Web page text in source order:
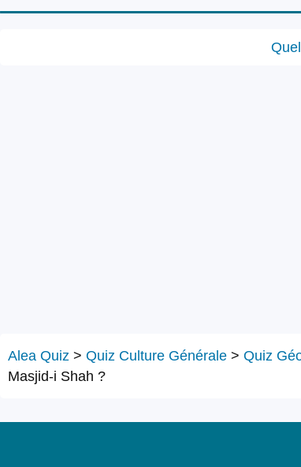
Alea Quiz > Quiz Culture Générale > Quiz
Masjid-i Shah ?